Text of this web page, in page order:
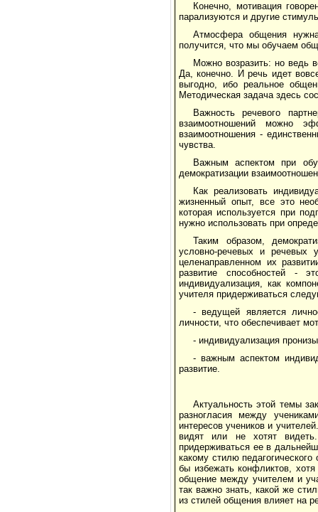
Конечно, мотивация
парализуются и другие
Атмосфера общения
получится, что мы обучаем
Можно возразить: но ведь
Да, конечно. И речь идет
выгодно, ибо реальное
Методическая задача здесь
Важность речевого
взаимоотношений можно
взаимоотношения -
чувства.
Важным аспектом при
демократизации
Как реализовать
жизненный опыт, все это
которая используется при
нужно использовать при
Таким образом,
условно-речевых и речевых
целенаправленном их
развитие способностей -
индивидуализация, как
учителя придерживаться
- ведущей является
личности, что обеспечивает
- индивидуализация
- важным аспектом
развитие.
Актуальность этой темы
разногласия между
интересов учеников и
видят или не хотят
придерживаться ее в
какому стилю
бы избежать конфликтов,
общение между учителем и
так важно знать, какой же
из стилей общения влияет на